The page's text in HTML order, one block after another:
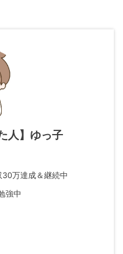
人】ゆっ子
万達成＆継続中
強中